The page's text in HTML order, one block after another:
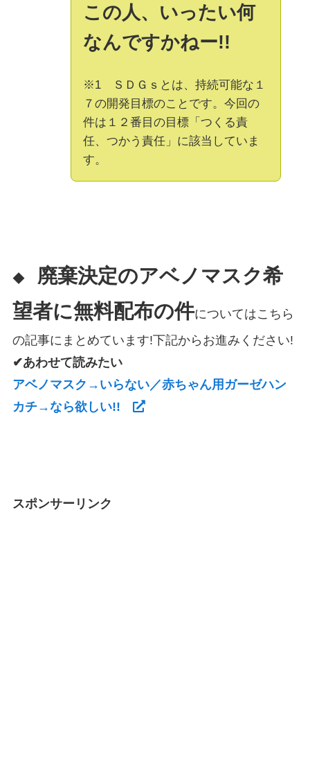
この人、いったい何
なんですかねー!!
※1 ＳＤＧｓとは、持続可能な１
７の開発目標のことです。今回の
件は１２番目の目標「つくる責
任、つかう責任」に該当していま
す。
◆
廃棄決定のアベノマスク希
望者に無料配布の件についてはこちら
の記事にまとめています!下記からお進みください!
✔あわせて読みたい
アベノマスク→いらない／赤ちゃん用ガーゼハン
カチ→なら欲しい!!
スポンサーリンク